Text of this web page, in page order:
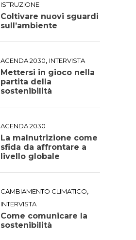
ISTRUZIONE
Coltivare nuovi sguardi
sull’ambiente
AGENDA 2030, INTERVISTA
Mettersi in gioco nella
partita della
sostenibilità
AGENDA 2030
La malnutrizione come
sfida da affrontare a
livello globale
CAMBIAMENTO CLIMATICO,
INTERVISTA
Come comunicare la
sostenibilità